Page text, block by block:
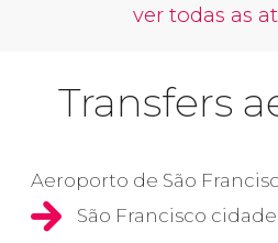
ver todas as
Transfers
Aeroporto de São
São Francisco cidade